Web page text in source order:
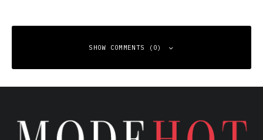
SHOW COMMENTS (0)
Your email address will not be published.
Required fields